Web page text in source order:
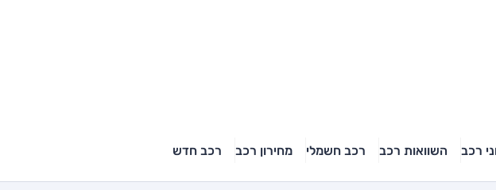
רכב השוואות רכב רכב חשמלי מחירון רכב רכב חדש